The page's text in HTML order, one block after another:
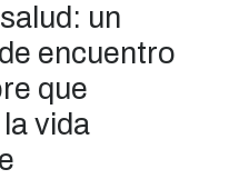
un
encuentro
que
vida